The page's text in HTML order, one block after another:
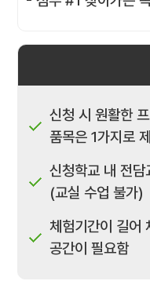
신청 시 원활한
품목은 1가지로
신청학교 내 전
(교실 수업 불가)
체험기간이 길어
공간이 필요함